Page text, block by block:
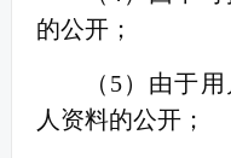
的公开；
（ 5）由于
人资料的公开；